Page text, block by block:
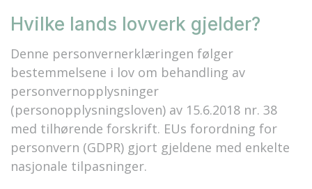
Hvilke lands lovverk gjelder?
Denne personvernerklæringen følger
bestemmelsene i lov om behandling av
personvernopplysninger
(personopplysningsloven) av 15.6.2018 nr. 38
med tilhørende forskrift. EUs forordning for
personvern (GDPR) gjort gjeldene med enkelte
nasjonale tilpasninger.